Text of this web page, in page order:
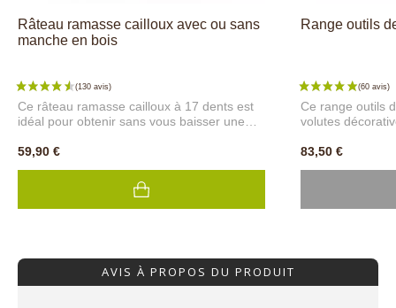
Râteau ramasse cailloux avec ou sans
manche en bois
Ce râteau ramasse cailloux à 17 dents est
idéal pour obtenir sans vous baisser une
plantations, le ramasse cailloux est un outil
du rateau ramasse cailloux est incurvé pour
récolter tous les petits cailloux. Le ramasse
cailloux offre de nombreuses utilisations :
manipuler le fumier ou le compost, affiner la
terre, niveler le sol... Vous avez la possibilité
d'acheter le râteau ramasse cailloux sans le
59,90 €
Range outils
Ce range outils
volutes
tout en les
types de
manche
niveaux.
83,50 €
AVIS À PROPOS DU PRODUIT